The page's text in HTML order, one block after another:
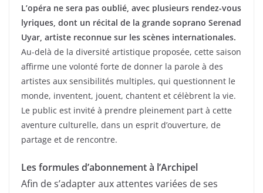
L’opéra ne sera pas oublié, avec plusieurs rendez-vous
lyriques, dont un récital de la grande soprano Serenad
Uyar, artiste reconnue sur les scènes internationales.
Au-delà de la diversité artistique proposée, cette saison
affirme une volonté forte de donner la parole à des
artistes aux sensibilités multiples, qui questionnent le
monde, inventent, jouent, chantent et célèbrent la vie.
Le public est invité à prendre pleinement part à cette
aventure culturelle, dans un esprit d’ouverture, de
partage et de rencontre.
Les formules d’abonnement à l’Archipel
Afin de s’adapter aux attentes variées de ses